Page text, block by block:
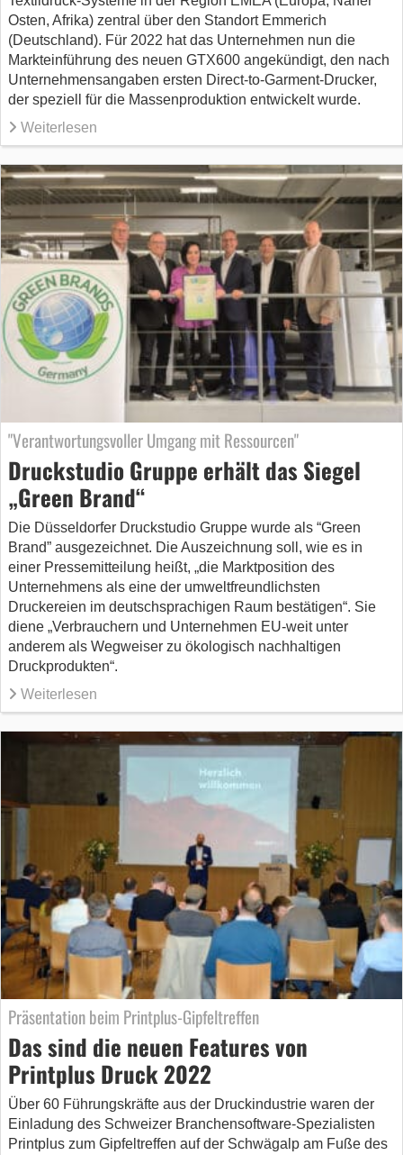
Osten, Afrika) zentral über den Standort Emmerich
(Deutschland). Für 2022 hat das Unternehmen nun die
Markteinführung des neuen GTX600 angekündigt, den nach
Unternehmensangaben ersten Direct-to-Garment-Drucker,
der speziell für die Massenproduktion entwickelt wurde.
Weiterlesen
"Verantwortungsvoller Umgang mit Ressourcen"
Druckstudio Gruppe erhält das Siegel
„Green Brand“
Die Düsseldorfer Druckstudio Gruppe wurde als “Green
Brand” ausgezeichnet. Die Auszeichnung soll, wie es in
einer Pressemitteilung heißt, „die Marktposition des
Unternehmens als eine der umweltfreundlichsten
Druckereien im deutschsprachigen Raum bestätigen“. Sie
diene „Verbrauchern und Unternehmen EU-weit unter
anderem als Wegweiser zu ökologisch nachhaltigen
Druckprodukten“.
Weiterlesen
Präsentation beim Printplus-Gipfeltreffen
Das sind die neuen Features von
Printplus Druck 2022
Über 60 Führungskräfte aus der Druckindustrie waren der
Einladung des Schweizer Branchensoftware-Spezialisten
Printplus zum Gipfeltreffen auf der Schwägalp am Fuße des